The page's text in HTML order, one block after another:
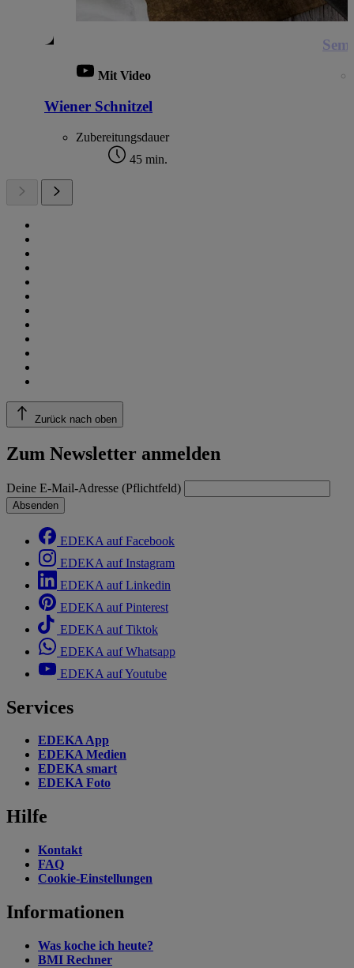
Mit Video
Wiener Schnitzel
Zubereitungsdauer
45 min.
Zurück nach oben
Zum Newsletter anmelden
Deine E-Mail-Adresse (Pflichtfeld)
Absenden
EDEKA auf Facebook
EDEKA auf Instagram
EDEKA auf Linkedin
EDEKA auf Pinterest
EDEKA auf Tiktok
EDEKA auf Whatsapp
EDEKA auf Youtube
Services
EDEKA App
EDEKA Medien
EDEKA smart
EDEKA Foto
Hilfe
Kontakt
FAQ
Cookie-Einstellungen
Informationen
Was koche ich heute?
BMI Rechner